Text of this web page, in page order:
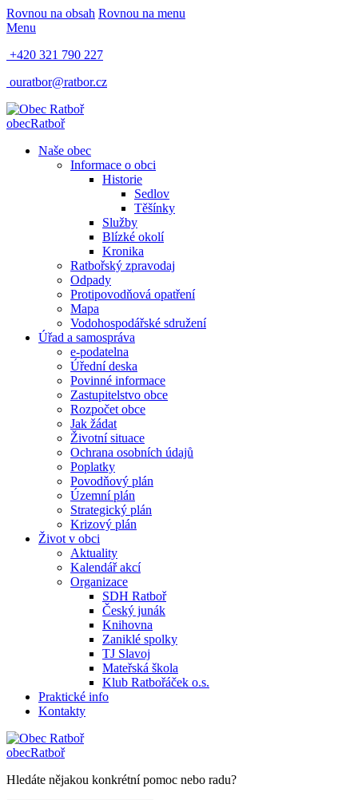
Rovnou na obsah Rovnou na menu
Menu
+420 321 790 227
ouratbor@ratbor.cz
obecRatboř
Naše obec
Informace o obci
Historie
Sedlov
Těšínky
Služby
Blízké okolí
Kronika
Ratbořský zpravodaj
Odpady
Protipovodňová opatření
Mapa
Vodohospodářské sdružení
Úřad a samospráva
e-podatelna
Úřední deska
Povinné informace
Zastupitelstvo obce
Rozpočet obce
Jak žádat
Životní situace
Ochrana osobních údajů
Poplatky
Povodňový plán
Územní plán
Strategický plán
Krizový plán
Život v obci
Aktuality
Kalendář akcí
Organizace
SDH Ratboř
Český junák
Knihovna
Zaniklé spolky
TJ Slavoj
Mateřská škola
Klub Ratbořáček o.s.
Praktické info
Kontakty
obecRatboř
Hledáte nějakou konkrétní pomoc nebo radu?